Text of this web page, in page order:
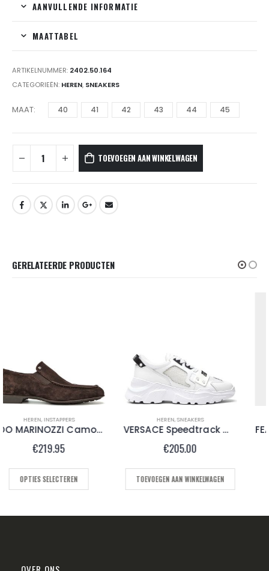
AANVULLENDE INFORMATIE
MAATTABEL
ARTIKELNUMMER: 2402.50.164
CATEGORIEËN: HEREN, SNEAKERS
MAAT 40 41 42 43 44 45
TOEVOEGEN AAN WINKELWAGEN
GERELATEERDE PRODUCTEN
HEREN,SNEAKERS
€205.00
TOEVOEGEN AAN WINKELWAGEN
HEREN,SNEAKERS
€135.00
OPTIES SELECTEREN